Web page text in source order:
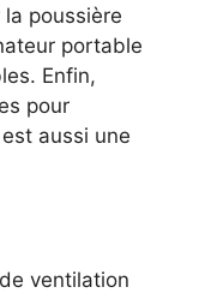
poussière
portable
Enfin,
pour
aussi une
ventilation